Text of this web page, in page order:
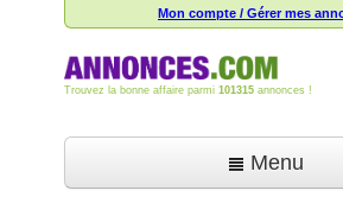
Mon compte / Gérer mes
Trouvez la bonne affaire parmi 101315 annonces !
Menu